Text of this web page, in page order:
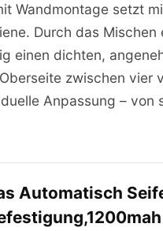
Wandmontage setzt
Durch das
einen dichten,
zwischen vier
Anpassung –
Automatisch